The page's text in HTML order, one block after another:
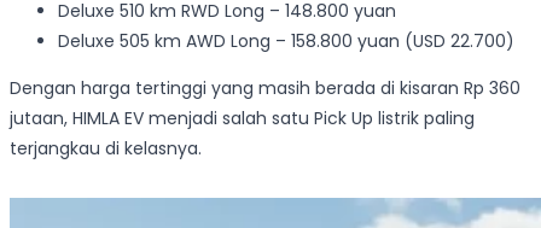
Deluxe 510 km RWD Long – 148.800 yuan
Deluxe 505 km AWD Long – 158.800 yuan (USD 22.700)
Dengan harga tertinggi yang masih berada di kisaran Rp 360
jutaan, HIMLA EV menjadi salah satu Pick Up listrik paling
terjangkau di kelasnya.